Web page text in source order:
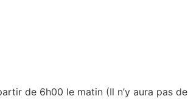
de 6h00 le matin (Il n’y aura pas de